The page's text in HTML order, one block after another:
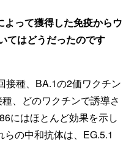
って獲得した免疫からウ
てはどうだったのです
接種、BA.1の2価ワクチン
、どのワクチンで誘導さ
にはほとんど効果を示し
の中和抗体は、EG.5.1